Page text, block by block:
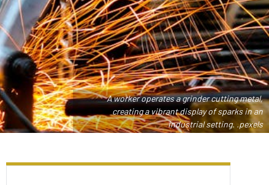
A worker operates a grinder cutting metal,
creating a vibrant display of sparks in an
industrial setting. .pexels